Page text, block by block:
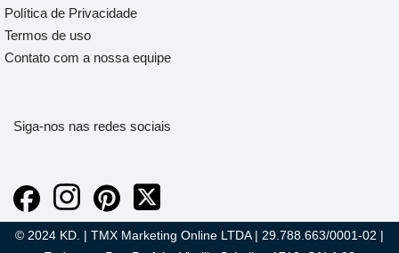
Política de Privacidade
Termos de uso
Contato com a nossa equipe
Siga-nos nas redes sociais
© 2024 KD. | TMX Marketing Online LTDA | 29.788.663/0001-02 |